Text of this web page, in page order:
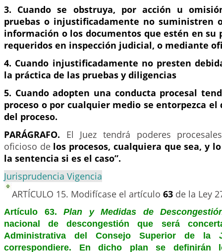
3. Cuando se obstruya, por acción u
pruebas o injustificadamente no suministren
información o los documentos que estén en su
requeridos en inspección judicial, o mediante
4. Cuando injustificadamente no presten
la práctica de las pruebas y diligencias
5. Cuando adopten una conducta procesal
proceso o por cualquier medio se entorpezca
del proceso.
PARÁGRAFO. El Juez tendrá poderes
oficioso de los procesos, cualquiera que sea, y
la sentencia si es el caso”.
Jurisprudencia Vigencia
ARTÍCULO 15. Modifícase el artículo 63 de la Ley
Artículo 63.Plan y Medidas de
nacional de descongestión que será
Administrativa del Consejo Superior de la
correspondiere. En dicho plan se definirán